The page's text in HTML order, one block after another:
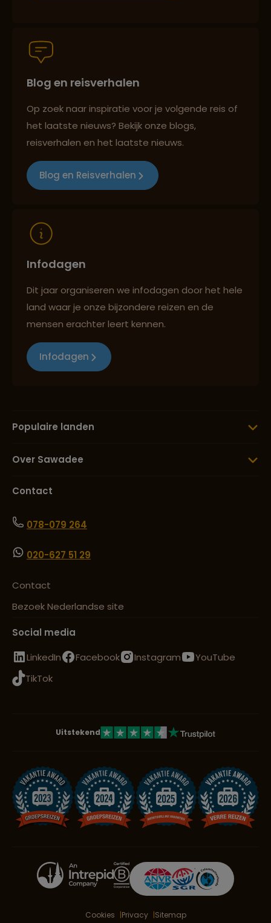
Persoonlijk en deskundig reisadvies
Best beoordeelde reisroutes
Reizen met oog voor mens, cultuur en milieu
Blog en reisverhalen
Op zoek naar inspiratie voor je volgende reis of
het laatste nieuws? Bekijk onze blogs,
reisverhalen en het laatste nieuws.
Blog en Reisverhalen
Infodagen
Dit jaar organiseren we infodagen door het hele
land waar je onze bijzondere reizen en de
mensen erachter leert kennen.
Infodagen
Populaire landen
Over Sawadee
Contact
078-079 264
020-627 51 29
Contact
Bezoek Nederlandse site
Social media
LinkedIn
Facebook Instagram
YouTube
TikTok
Uitstekend
Cookies Privacy Sitemap